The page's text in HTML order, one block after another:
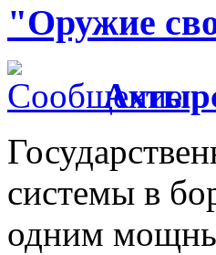
"Оружие
системы в
одним